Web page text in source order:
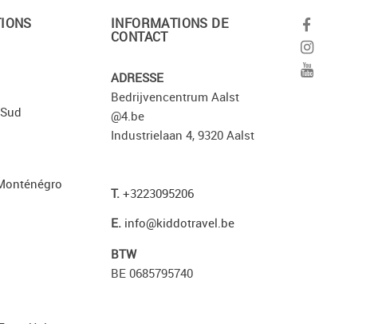
INFORMATIONS DE
CONTACT
ADRESSE
Bedrijvencentrum Aalst
@4.be
Industrielaan 4, 9320 Aalst
T. +3223095206
E. info@kiddotravel.be
BTW
BE 0685795740